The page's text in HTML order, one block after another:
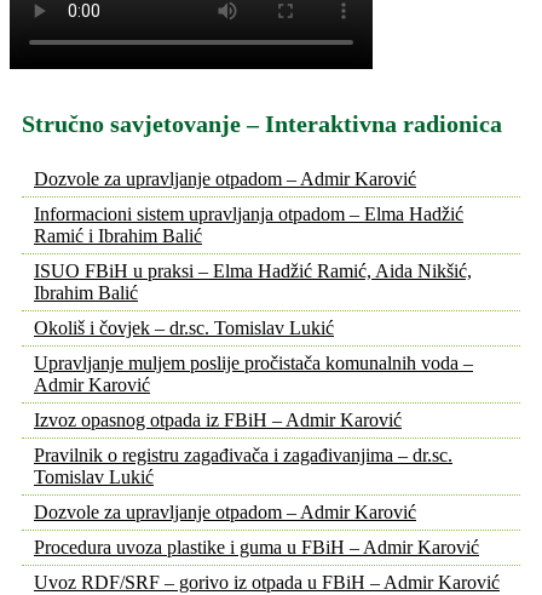
Stručno savjetovanje – Interaktivna radionica
Dozvole za upravljanje otpadom – Admir Karović
Informacioni sistem upravljanja otpadom – Elma Hadžić
Ramić i Ibrahim Balić
ISUO FBiH u praksi – Elma Hadžić Ramić, Aida Nikšić,
Ibrahim Balić
Okoliš i čovjek – dr.sc. Tomislav Lukić
Upravljanje muljem poslije pročistača komunalnih voda –
Admir Karović
Izvoz opasnog otpada iz FBiH – Admir Karović
Pravilnik o registru zagađivača i zagađivanjima – dr.sc.
Tomislav Lukić
Dozvole za upravljanje otpadom – Admir Karović
Procedura uvoza plastike i guma u FBiH – Admir Karović
Uvoz RDF/SRF – gorivo iz otpada u FBiH – Admir Karović